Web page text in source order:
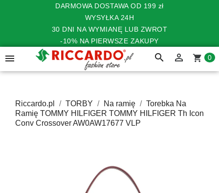
DARMOWA DOSTAWA OD 199 zł
WYSYŁKA 24H
30 DNI NA WYMIANĘ LUB ZWROT
-10% NA PIERWSZE ZAKUPY
 search  shopping_cart 0
Riccardo.pl TORBY Na ramię
Torebka Na
Ramię TOMMY HILFIGER TOMMY HILFIGER Th Icon
Conv Crossover AW0AW17677 VLP